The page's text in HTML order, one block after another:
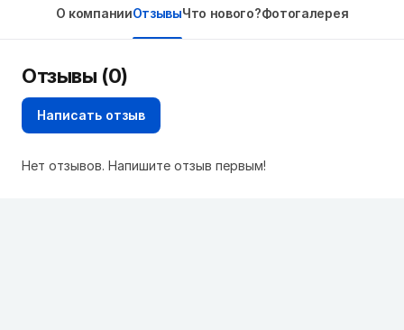
О компанииОтзывыЧто нового?Фотогалерея
Отзывы (0)
Написать отзыв
Нет отзывов. Напишите отзыв первым!